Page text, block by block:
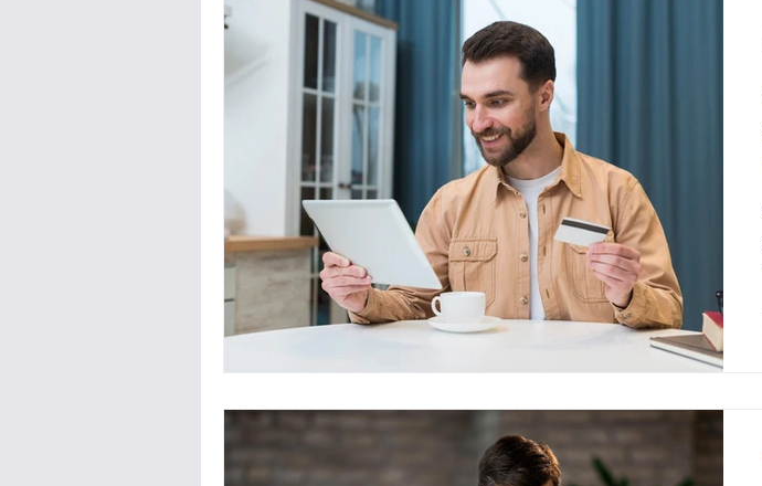
Seguro de Vida SeguBeca
Inversión